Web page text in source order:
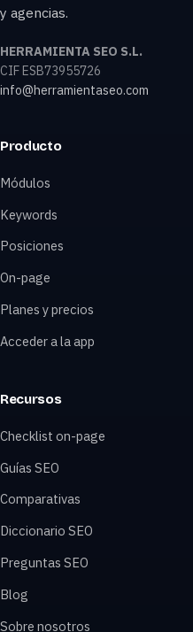
y agencias.
HERRAMIENTA SEO S.L.
CIF ESB73955726
info@herramientaseo.com
Producto
Módulos
Keywords
Posiciones
On-page
Planes y precios
Acceder a la app
Recursos
Checklist on-page
Guías SEO
Comparativas
Diccionario SEO
Preguntas SEO
Blog
Sobre nosotros